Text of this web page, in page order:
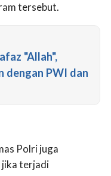
tersebut.
"Allah",
dengan PWI dan
Polri juga
jika terjadi